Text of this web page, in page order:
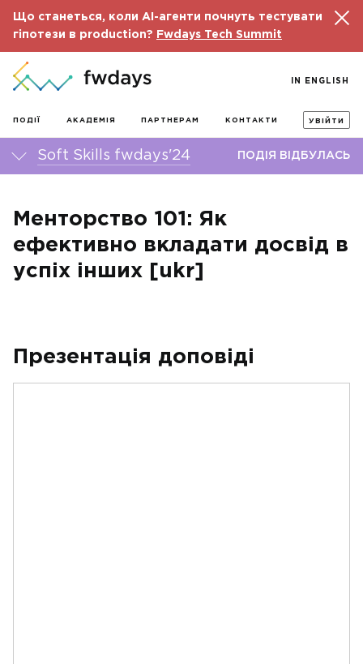
Що станеться, коли AI-агенти почнуть тестувати
гіпотези в production?
Fwdays Tech Summit
ПОДІЇ АКАДЕМІЯ ПАРТНЕРАМ КОНТАКТИ УВІЙТИ
IN ENGLISH
Soft Skills fwdays'24 ПОДІЯ ВІДБУЛАСЬ
Менторство 101: Як
ефективно вкладати досвід в
успіх інших [ukr]
Презентація доповіді